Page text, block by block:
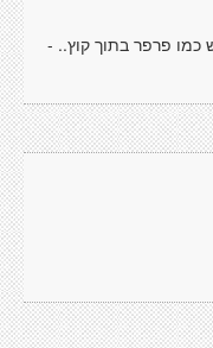
פרפר בתוך קוץ.. -